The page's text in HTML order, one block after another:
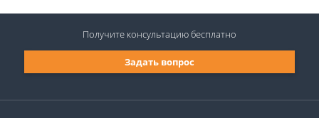
Задать вопрос
Получите консультациюбесплатно